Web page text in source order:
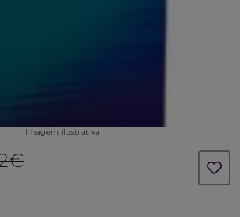
Imagem ilustrativa